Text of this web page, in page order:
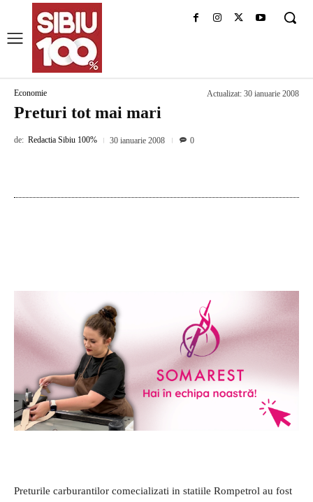
Economie Actualizat: 30 ianuarie 2008
Preturi tot mai mari
de: Redactia Sibiu 100% 30 ianuarie 2008 0
Preturile carburantilor comecializati in statiile Rompetrol au fost